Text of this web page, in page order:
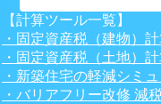
【計算ツール一覧】
・固定資産税（建物）
・固定資産税（土地）
・新築住宅の軽減シミ
・バリアフリー改修 減